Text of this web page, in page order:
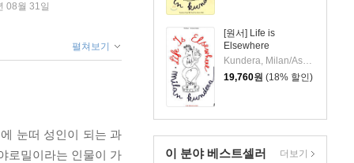
[원서] Life is
Elsewhere
19,760원 (18% 할인)
이 분야 베스트셀러 더보기
08월 31일
펼쳐보기
눈떠 성인이 되는 과
로밀이라는 인물이 가